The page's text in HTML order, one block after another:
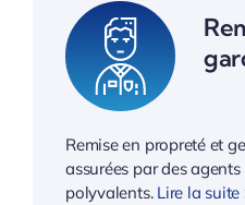
Remise en propreté et
assurées par des
polyvalents. Lire la suite